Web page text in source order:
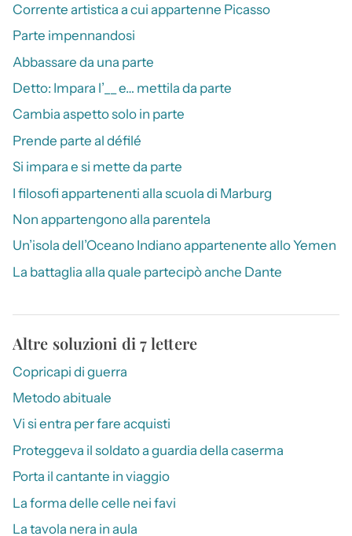
Corrente artistica a cui appartenne Picasso
Parte impennandosi
Abbassare da una parte
Detto: Impara l’__ e… mettila da parte
Cambia aspetto solo in parte
Prende parte al défilé
Si impara e si mette da parte
I filosofi appartenenti alla scuola di Marburg
Non appartengono alla parentela
Un’isola dell’Oceano Indiano appartenente allo Yemen
La battaglia alla quale partecipò anche Dante
Altre soluzioni di 7 lettere
Copricapi di guerra
Metodo abituale
Vi si entra per fare acquisti
Proteggeva il soldato a guardia della caserma
Porta il cantante in viaggio
La forma delle celle nei favi
La tavola nera in aula